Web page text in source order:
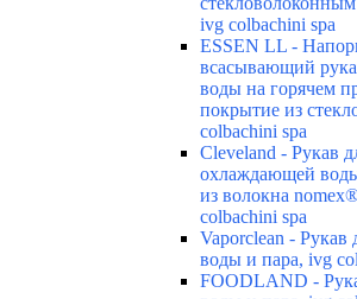
ivg colbachini spa
ESSEN LL -
всасывающий
воды на горячем
покрытие из
colbachini spa
Cleveland - Рукав
охлаждающей
из волокна
colbachini spa
Vaporclean - Рукав
воды и пара, ivg
FOODLAND -